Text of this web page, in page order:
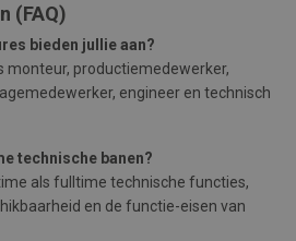
(FAQ)
bieden jullie aan?
monteur, productiemedewerker,
engineer en technisch
technische banen?
als fulltime technische functies,
en de functie-eisen van